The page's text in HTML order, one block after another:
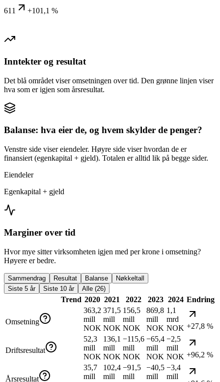
611
+101,1 %
Inntekter og resultat
Det blå området viser omsetningen over tid. Den grønne linjen viser
hva som er igjen som årsresultat.
Balanse: hva eier de, og hvem skylder de penger?
Venstre side viser eiendeler. Høyre side viser hvordan de er
finansiert (egenkapital + gjeld). Totalen er alltid lik på begge sider.
Eiendeler
Egenkapital + gjeld
Marginer over tid
Hvor mye sitter virksomheten igjen med per krone i omsetning?
Høyere er bedre.
Sammendrag Resultat Balanse
Nøkkeltall
Siste 5 år
Siste 10 år Alle (26)
Trend 2020 2021 2022 2023 2024 Endring
Omsetning
363,2
mill
NOK
371,5
mill
NOK
156,5
mill
NOK
869,8
mill
NOK
1,1
mrd
NOK +27,8 %
Driftsresultat
52,3
mill
NOK
136,1
mill
NOK
−115,6
mill
NOK
−65,4
mill
NOK
−2,5
mill
NOK +96,2 %
Årsresultat
35,7
mill
102,4
mill
−91,5
mill
−40,5
mill
−3,4
mill